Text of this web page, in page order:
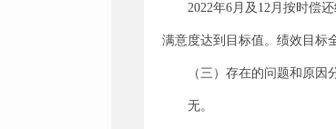
2022年6月及12月按时偿
满意度达到目标值。绩效目标
（三）存在的问题和原因
无。